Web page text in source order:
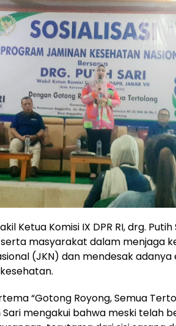
Ketua Komisi IX DPR RI, drg. Putih
masyarakat dalam menjaga
(JKN) dan mendesak adanya
“Gotong Royong, Semua
mengakui bahwa meski telah